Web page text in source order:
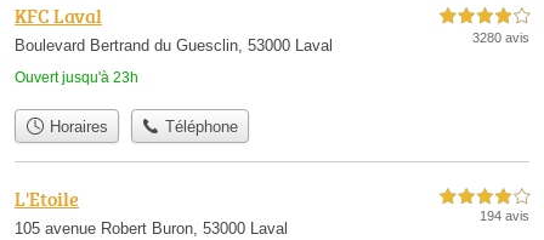
KFC Laval
Boulevard Bertrand du Guesclin, 53000 Laval
Ouvert jusqu'à 23h
4,0 étoiles sur 5
3280 avis
Horaires Téléphone
L'Etoile
105 avenue Robert Buron, 53000 Laval
4,0 étoiles sur 5
194 avis